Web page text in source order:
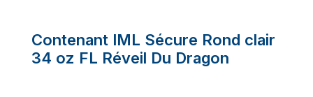
Contenant IML Sécure Rond clair
34 oz FL Réveil Du Dragon